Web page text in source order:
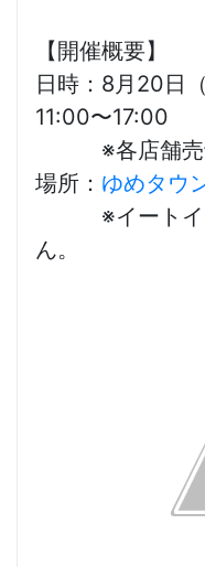
【開催概要】
日時：8月20日
11:00〜17:00
※各店舗売
場所： ゆめタウ
※イートイン
ん。